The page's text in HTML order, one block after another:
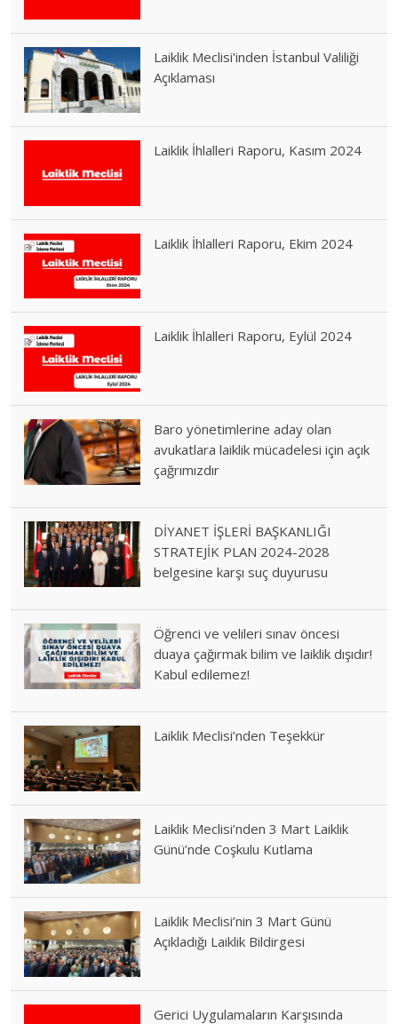
Laiklik Meclisi'inden İstanbul Valiliği
Açıklaması
Laiklik İhlalleri Raporu, Kasım 2024
Laiklik İhlalleri Raporu, Ekim 2024
Laiklik İhlalleri Raporu, Eylül 2024
Baro yönetimlerine aday olan
avukatlara laiklik mücadelesi için açık
çağrımızdır
DİYANET İŞLERİ BAŞKANLIĞI
STRATEJİK PLAN 2024-2028
belgesine karşı suç duyurusu
Öğrenci ve velileri sınav öncesi
duaya çağırmak bilim ve laiklik dışıdır!
Kabul edilemez!
Laiklik Meclisi’nden Teşekkür
Laiklik Meclisi’nden 3 Mart Laiklik
Günü’nde Coşkulu Kutlama
Laiklik Meclisi’nin 3 Mart Günü
Açıkladığı Laiklik Bildirgesi
Gerici Uygulamaların Karşısında